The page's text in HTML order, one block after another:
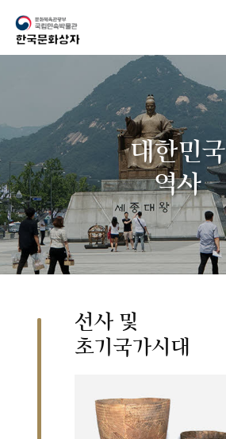
대한민국
역사
선사 및
초기국가시대